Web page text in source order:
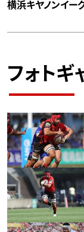
横浜キヤノンイー
フォトギ